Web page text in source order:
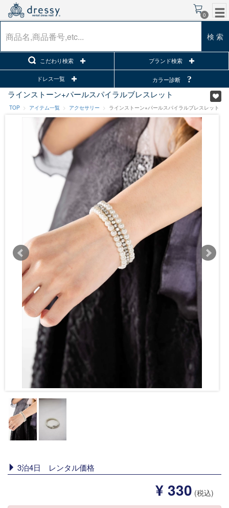
0
検 索
こだわり検索 ブランド検索
ドレス一覧 カラー診断
ラインストーン+パールスパイラルブレスレット
TOP アイテム一覧 アクセサリー ラインストーン+パールスパイラルブレスレット
3泊4日 レンタル価格
¥ 330 (税込)